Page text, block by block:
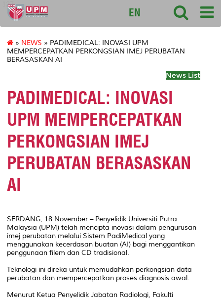
127
EN
» NEWS » PADIMEDICAL: INOVASI UPM
MEMPERCEPATKAN PERKONGSIAN IMEJ PERUBATAN
BERASASKAN AI
News List
PADIMEDICAL: INOVASI
UPM MEMPERCEPATKAN
PERKONGSIAN IMEJ
PERUBATAN BERASASKAN
AI
SERDANG, 18 November – Penyelidik Universiti Putra
Malaysia (UPM) telah mencipta inovasi dalam pengurusan
imej perubatan melalui Sistem PadiMedical yang
menggunakan kecerdasan buatan (AI) bagi menggantikan
penggunaan filem dan CD tradisional.
Teknologi ini direka untuk memudahkan perkongsian data
perubatan dan mempercepatkan proses diagnosis awal.
Menurut Ketua Penyelidik Jabatan Radiologi, Fakulti